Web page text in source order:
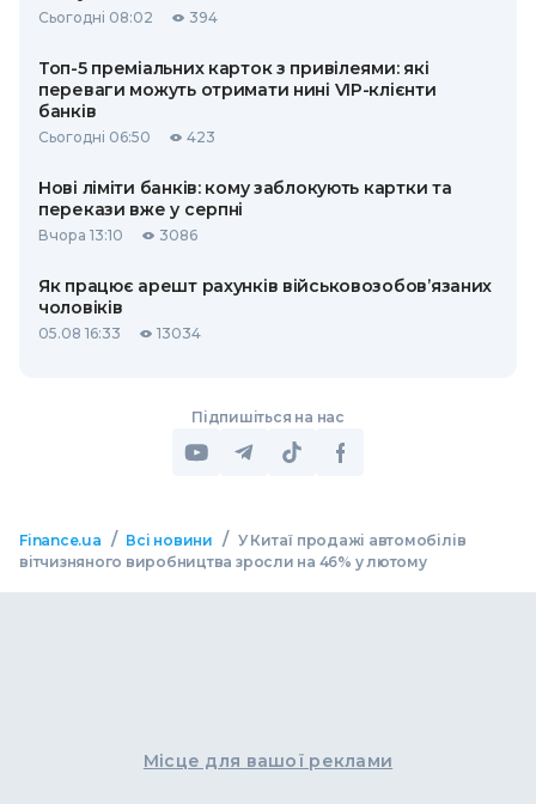
Сьогодні 08:02 394
Топ-5 преміальних карток з привілеями: які
переваги можуть отримати нині VIP-клієнти
банків
Сьогодні 06:50 423
Нові ліміти банків: кому заблокують картки та
перекази вже у серпні
Вчора 13:10 3086
Як працює арешт рахунків військовозобов’язаних
чоловіків
05.08 16:33 13034
Підпишіться на нас
Finance.ua / Всі новини / У Китаї продажі автомобілів
вітчизняного виробництва зросли на 46% у лютому
Місце для вашої реклами